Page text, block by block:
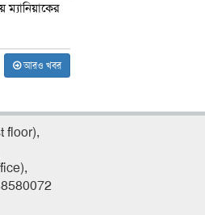
ম্যানিয়াকের
আরও খবর
floor),